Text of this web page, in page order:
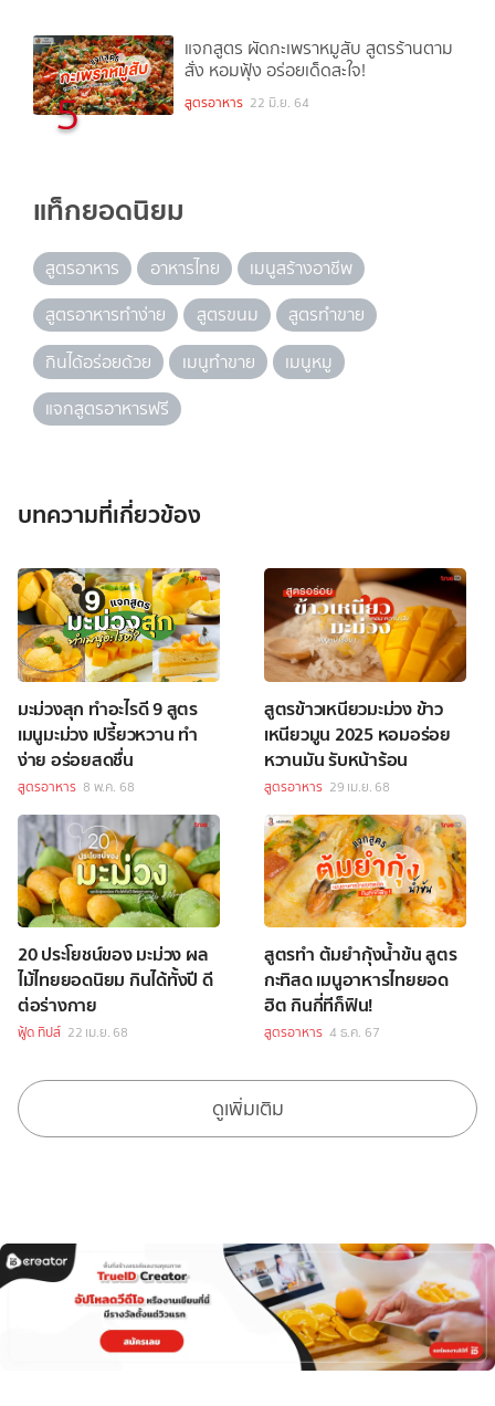
5
แจกสูตร ผัดกะเพราหมูสับ สูตรร้านตาม
สั่ง หอมฟุ้ง อร่อยเด็ดสะใจ!
สูตรอาหาร 22 มิ.ย. 64
แท็กยอดนิยม
สูตรอาหาร อาหารไทย
เมนูสร้างอาชีพ
สูตรอาหารทำง่าย
สูตรขนม
สูตรทำขาย
กินได้อร่อยด้วย
เมนูทำขาย
เมนูหมู
แจกสูตรอาหารฟรี
บทความที่เกี่ยวข้อง
มะม่วงสุก ทำอะไรดี 9 สูตร
เมนูมะม่วง เปรี้ยวหวาน ทำ
ง่าย อร่อยสดชื่น
สูตรอาหาร 8 พ.ค. 68
สูตรข้าวเหนียวมะม่วง ข้าว
เหนียวมูน 2025 หอมอร่อย
หวานมัน รับหน้าร้อน
สูตรอาหาร 29 เม.ย. 68
20 ประโยชน์ของ มะม่วง ผล
ไม้ไทยยอดนิยม กินได้ทั้งปี ดี
ต่อร่างกาย
ฟู้ด ทิปส์ 22 เม.ย. 68
สูตรทำ ต้มยำกุ้งน้ำข้น สูตร
กะทิสด เมนูอาหารไทยยอด
ฮิต กินกี่ทีก็ฟิน!
สูตรอาหาร 4 ธ.ค. 67
ดูเพิ่มเติม